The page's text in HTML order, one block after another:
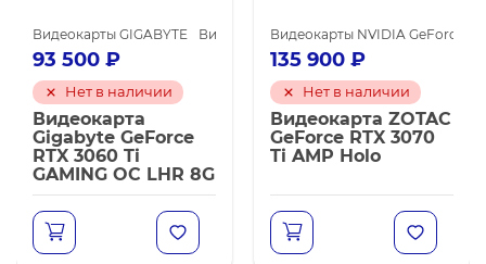
NVIDIA GeForce GTX 1660 SUPER Видеокарты NVIDIA для
Видеокарты GIGABYTE Видеокарты NVIDIA GeForce RTX 3060 Ti
93 500 ₽
Нет в наличии
Видеокарта
Gigabyte GeForce
RTX 3060 Ti
GAMING OC LHR 8G
Видеокарты NVIDIA GeForce
135 900 ₽
Нет в наличии
Видеокарта ZOTAC
GeForce RTX 3070
Ti AMP Holo